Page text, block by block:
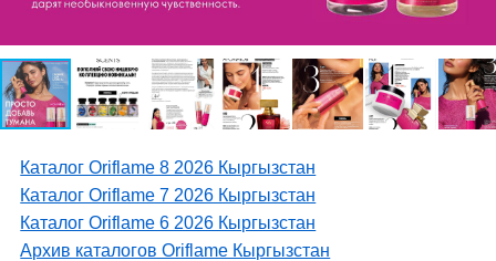
Каталог Oriflame 8 2026 Кыргызстан
Каталог Oriflame 7 2026 Кыргызстан
Каталог Oriflame 6 2026 Кыргызстан
Архив каталогов Oriflame Кыргызстан